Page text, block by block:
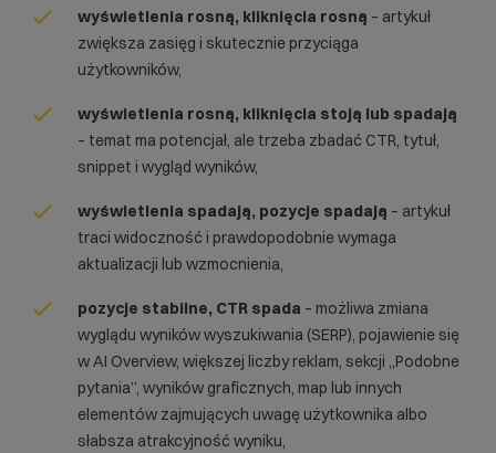
wyświetlenia rosną, kliknięcia rosną – artykuł
zwiększa zasięg i skutecznie przyciąga
użytkowników,
wyświetlenia rosną, kliknięcia stoją lub spadają
– temat ma potencjał, ale trzeba zbadać CTR, tytuł,
snippet i wygląd wyników,
wyświetlenia spadają, pozycje spadają – artykuł
traci widoczność i prawdopodobnie wymaga
aktualizacji lub wzmocnienia,
pozycje stabilne, CTR spada – możliwa zmiana
wyglądu wyników wyszukiwania (SERP), pojawienie się
w AI Overview, większej liczby reklam, sekcji „Podobne
pytania”, wyników graficznych, map lub innych
elementów zajmujących uwagę użytkownika albo
słabsza atrakcyjność wyniku,